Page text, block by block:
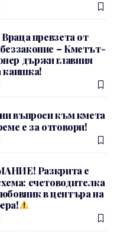
превзета от
– Кметът-
държи главния
каишка!
въпроси към кмета
е за отговори!
Разкрита е
счетоводителка
в центъра на